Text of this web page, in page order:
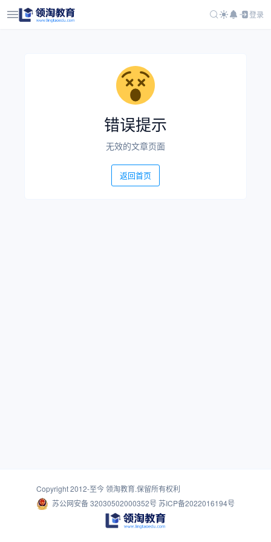
登录
错误提示
无效的文章页面
返回首页
Copyright 2012-至今领淘教育.保留所有权利
苏公网安备 32030502000352号 苏ICP备2022016194号